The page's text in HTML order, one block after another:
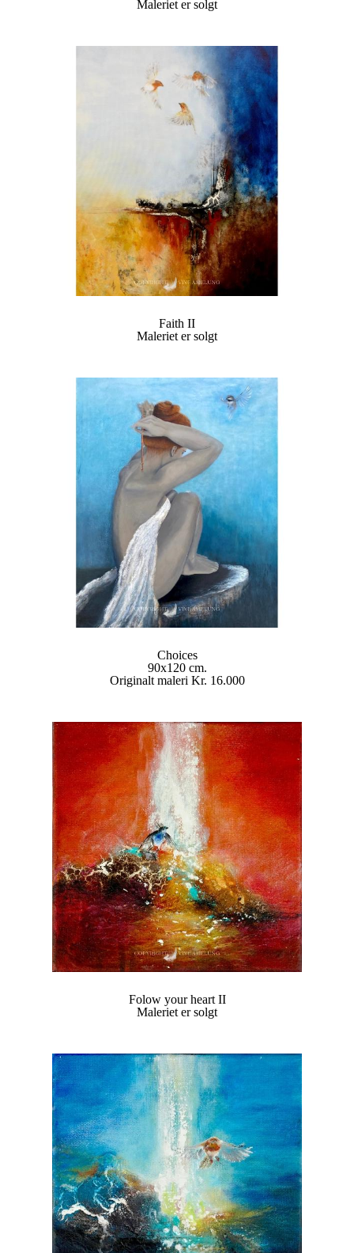
Maleriet er solgt
Faith II
Maleriet er solgt
Choices
90x120 cm.
Originalt maleri Kr. 16.000
Folow your heart II
Maleriet er solgt